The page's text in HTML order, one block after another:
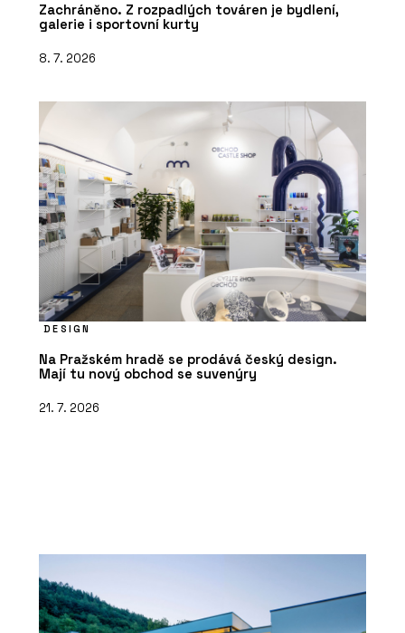
Zachráněno. Z rozpadlých továren je bydlení,
galerie i sportovní kurty
8. 7. 2026
DESIGN
Na Pražském hradě se prodává český design.
Mají tu nový obchod se suvenýry
21. 7. 2026